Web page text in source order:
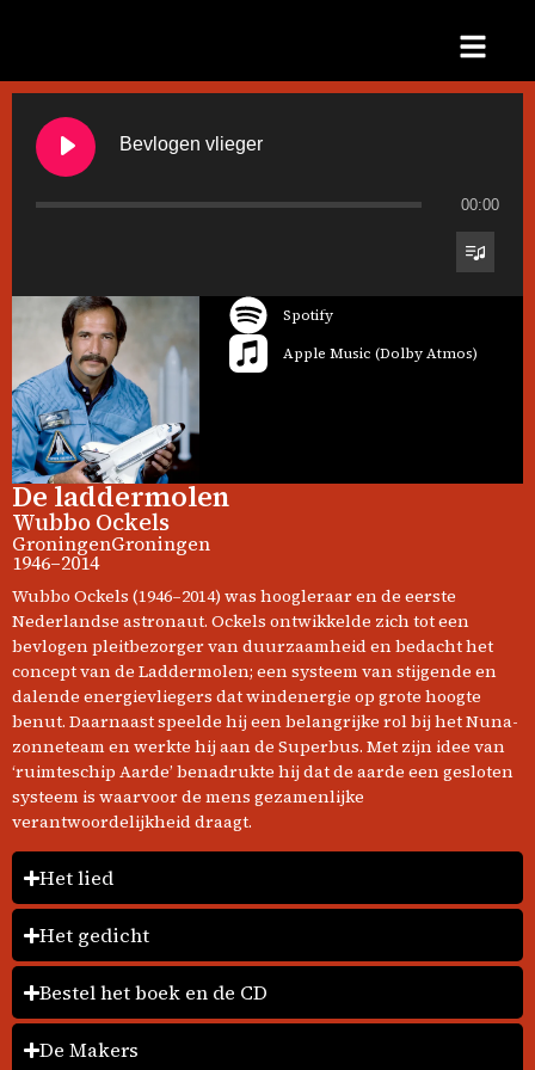
Bevlogen vlieger
00:00
Spotify
Apple Music (Dolby Atmos)
De laddermolen
Wubbo Ockels
GroningenGroningen
1946–2014
Wubbo Ockels (1946–2014) was hoogleraar en de eerste
Nederlandse astronaut. Ockels ontwikkelde zich tot een
bevlogen pleitbezorger van duurzaamheid en bedacht het
concept van de Laddermolen; een systeem van stijgende en
dalende energievliegers dat windenergie op grote hoogte
benut. Daarnaast speelde hij een belangrijke rol bij het Nuna-
zonneteam en werkte hij aan de Superbus. Met zijn idee van
‘ruimteschip Aarde’ benadrukte hij dat de aarde een gesloten
systeem is waarvoor de mens gezamenlijke
verantwoordelijkheid draagt.
Het lied
Het gedicht
Bestel het boek en de CD
De Makers